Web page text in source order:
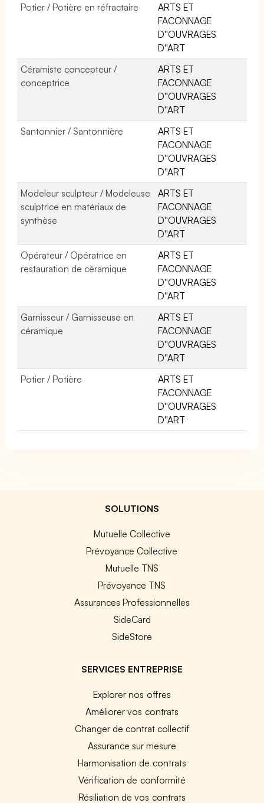
Potier / Potière en réfractaire
ARTS ET
FACONNAGE
D''OUVRAGES
D''ART
Céramiste concepteur /
conceptrice
ARTS ET
FACONNAGE
D''OUVRAGES
D''ART
Santonnier / Santonnière
ARTS ET
FACONNAGE
D''OUVRAGES
D''ART
Modeleur sculpteur / Modeleuse
sculptrice en matériaux de
synthèse
ARTS ET
FACONNAGE
D''OUVRAGES
D''ART
Opérateur / Opératrice en
restauration de céramique
ARTS ET
FACONNAGE
D''OUVRAGES
D''ART
Garnisseur / Garnisseuse en
céramique
ARTS ET
FACONNAGE
D''OUVRAGES
D''ART
Potier / Potière
ARTS ET
FACONNAGE
D''OUVRAGES
D''ART
SOLUTIONS
Mutuelle Collective
Prévoyance Collective
Mutuelle TNS
Prévoyance TNS
Assurances Professionnelles
SideCard
SideStore
SERVICES ENTREPRISE
Explorer nos offres
Améliorer vos contrats
Changer de contrat collectif
Assurance sur mesure
Harmonisation de contrats
Vérification de conformité
Résiliation de vos contrats